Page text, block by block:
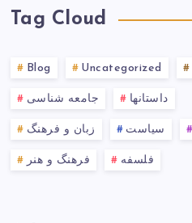
Tag Cloud
Blog Uncategorized
جامعه شناسی داستانها
زبان و فرهنگ سیاست
فرهنگ و هنر فلسفه